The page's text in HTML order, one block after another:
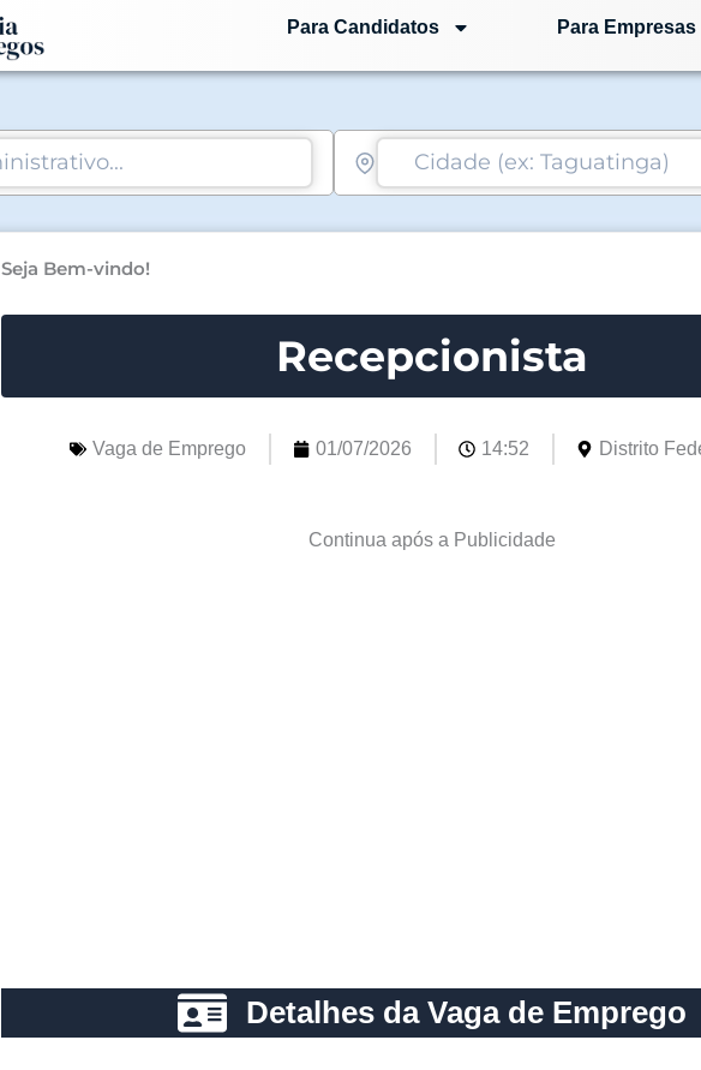
Para Candidatos Para Empresas
Seja Bem-vindo!
Recepcionista
Vaga de Emprego 01/07/2026 14:52 Distrito
Continua após a Publicidade
Detalhes da Vaga de Emprego